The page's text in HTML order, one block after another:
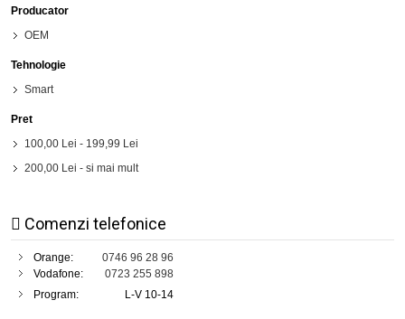
Producator
OEM
Tehnologie
Smart
Pret
100,00 Lei - 199,99 Lei
200,00 Lei - si mai mult
Comenzi telefonice
Orange:
0746 96 28 96
Vodafone:
0723 255 898
Program:
L-V 10-14